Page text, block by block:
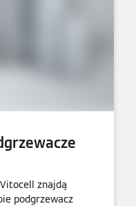
znajdą
podgrzewacz